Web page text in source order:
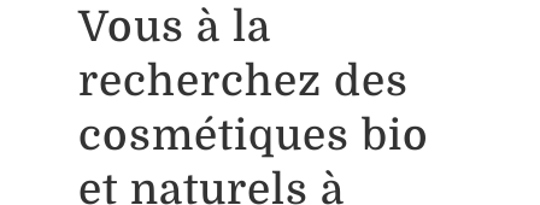
Vous à la
recherchez des
cosmétiques bio
et naturels à